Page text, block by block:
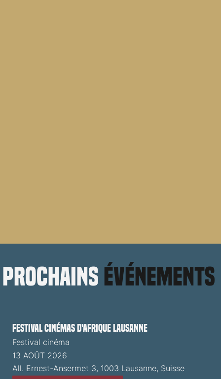
prochains événements
Festival cinémas d'Afrique Lausanne
Festival cinéma
13 AOÛT 2026
All. Ernest-Ansermet 3, 1003 Lausanne, Suisse